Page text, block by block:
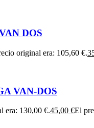
DOS
original era: 105,60 €.
VAN-DOS
era: 130,00 €.45,00 €El